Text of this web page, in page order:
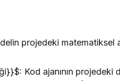
projedeki matematiksel
Kod ajanının projedeki